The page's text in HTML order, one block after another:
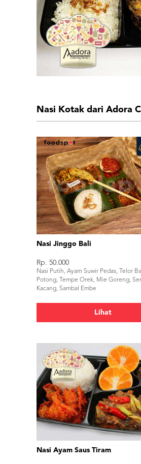
Nasi Kotak dari Adora
Nasi Jinggo Bali
Rp. 50.000
Nasi Putih, Ayam Suwir Pedas, Telor
Potong, Tempe Orek, Mie Goreng,
Kacang, Sambal Embe
Lihat
Nasi Ayam Saus Tiram